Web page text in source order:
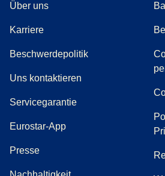
Über uns
Karriere
Beschwerdepolitik( Öffnet einen
( öffnet eine PDF)
Uns kontaktieren
Servicegarantie
Eurostar-App
Presse(